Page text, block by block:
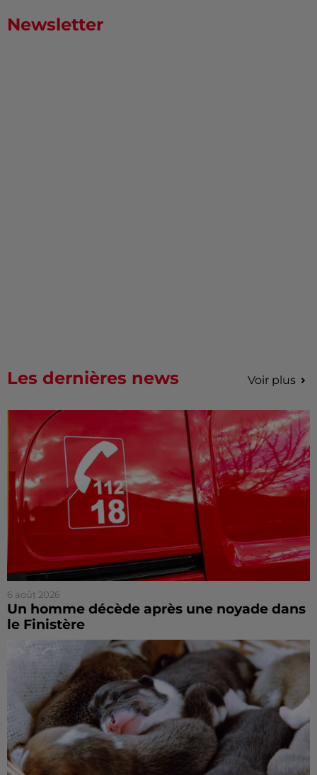
Newsletter
Les dernières news Voir plus
6 août 2026
Un homme décède après une noyade dans
le Finistère